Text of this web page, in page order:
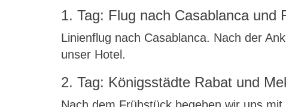
1. Tag: Flug nach Casablanca und
Linienflug nach Casablanca. Nach der
unser Hotel.
2. Tag: Königsstädte Rabat und